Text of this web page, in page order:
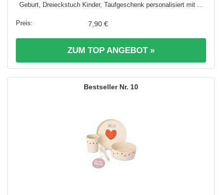
Geburt, Dreieckstuch Kinder, Taufgeschenk personalisiert mit ...
7,90 €
ZUM TOP ANGEBOT »
10